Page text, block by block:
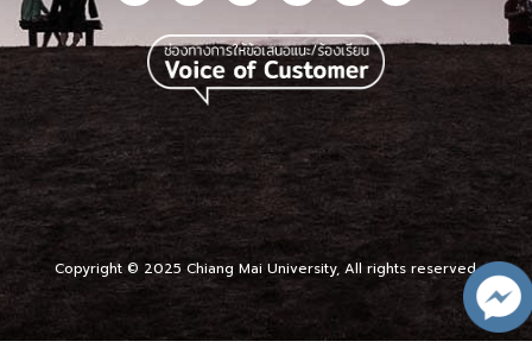
Copyright © 2025 Chiang Mai University, All rights reserved.